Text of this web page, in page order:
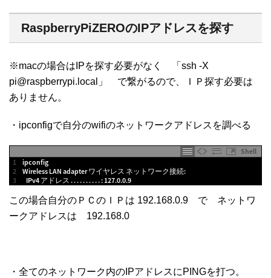
RaspberryPiZEROのIPアドレスを探す
※macの場合はIPを探す必要がなく 「ssh -X
pi@raspberrypi.local」 で繋がるので、ＩＰ探す必要は
ありません。
・ipconfigで自分のwifiのネットワークアドレスを調べる
Shell
1
2
3
ipconfig
Wireless LAN adapter ワイヤレス ネットワーク接続:
IPv4 アドレス ..........:127.0.0.9
この場合自分のＰＣのＩＰは 192.168.0.9 で ネットワ
ークアドレスは 192.168.0
・全てのネットワーク内のIPアドレスにPINGを打つ。